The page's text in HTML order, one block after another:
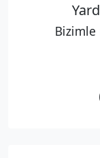
Bizimle